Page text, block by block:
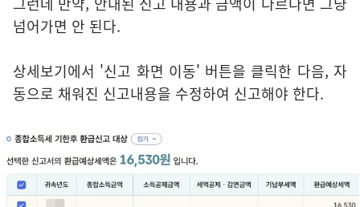
넘어가면 안 된다.
상세보기에서 '신고 화면 이동' 버튼을 클릭한 다음, 자
동으로 채워진 신고내용을 수정하여 신고해야 한다.